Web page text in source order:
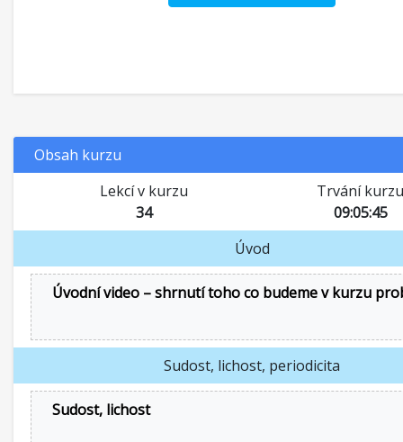
Obsah kurzu
Lekcí v kurzu
34
Trvání kurzu
09:05:45
Úvod
Úvodní video – shrnutí toho co budeme v kurzu
Sudost, lichost, periodicita
Sudost, lichost